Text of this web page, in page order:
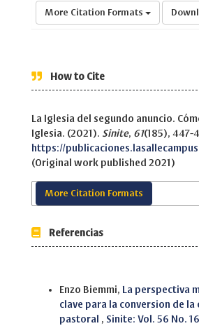
More Citation Formats
How to Cite
La Iglesia del segundo anuncio.
Iglesia. (2021). Sinite, 61(185), 447-
https://
(Original work published 2021)
More Citation Formats
Referencias
Enzo Biemmi, La perspectiva
clave para la conversion de la
pastoral , Sinite: Vol. 56 No.